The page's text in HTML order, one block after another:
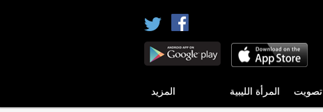
تصويت المرأة الليبية المزيد